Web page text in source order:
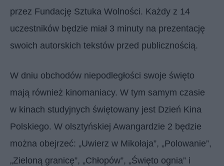
przez Fundację Sztuka Wolności. Każdy z 14
uczestników będzie miał 3 minuty na prezentację
swoich autorskich tekstów przed publicznością.
W dniu obchodów niepodległości swoje święto
mają również kinomaniacy. W tym samym czasie
w kinach studyjnych świętowany jest Dzień Kina
Polskiego. W olsztyńskiej Awangardzie 2 będzie
można obejrzeć: „Uwierz w Mikołaja”, „Polowanie”,
„Zieloną granicę”, „Chłopów”, „Święto ognia” i